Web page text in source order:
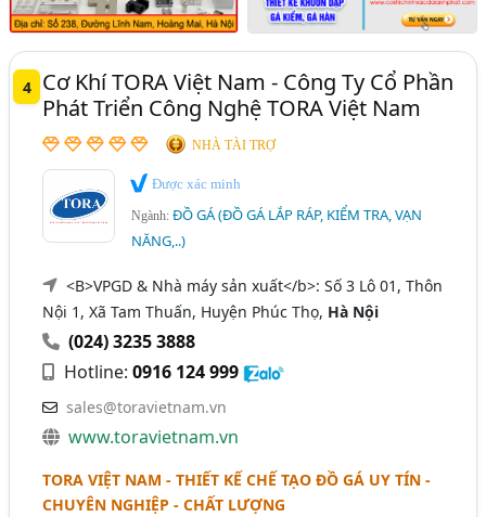
4
Cơ Khí TORA Việt Nam - Công Ty Cổ Phần
Phát Triển Công Nghệ TORA Việt Nam
NHÀ TÀI TRỢ
Được xác minh
Ngành:ĐỒ GÁ (ĐỒ GÁ LẮP RÁP, KIỂM TRA, VẠN
NĂNG,..)
<B>VPGD & Nhà máy sản xuất</b>: Số 3 Lô 01, Thôn
Nội 1, Xã Tam Thuấn, Huyện Phúc Thọ, Hà Nội
(024) 3235 3888
Hotline:0916 124 999
sales@toravietnam.vn
www.toravietnam.vn
TORA VIỆT NAM - THIẾT KẾ CHẾ TẠO ĐỒ GÁ UY TÍN -
CHUYÊN NGHIỆP - CHẤT LƯỢNG